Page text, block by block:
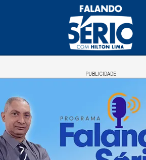
PUBLICIDADE